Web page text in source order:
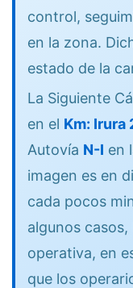
control,
en la zona.
estado de la
La Siguiente
en el Km: Irura
Autovía N-I en
imagen es en
cada pocos
algunos
operativa, en
que los